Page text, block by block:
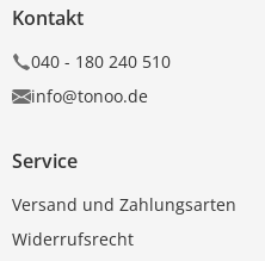
Kontakt
040 - 180 240 510
info@tonoo.de
Service
Versand und Zahlungsarten
Widerrufsrecht